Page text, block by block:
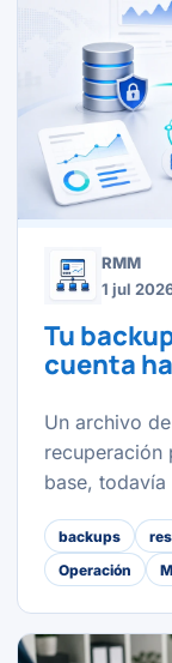
RMM
1 jul
Tu
cuenta
Un archivo
recuperación
base,
backups
Operación